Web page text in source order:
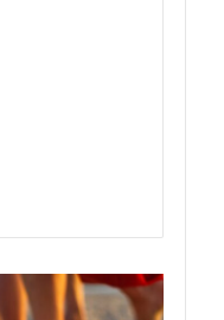
تفسير
رؤية